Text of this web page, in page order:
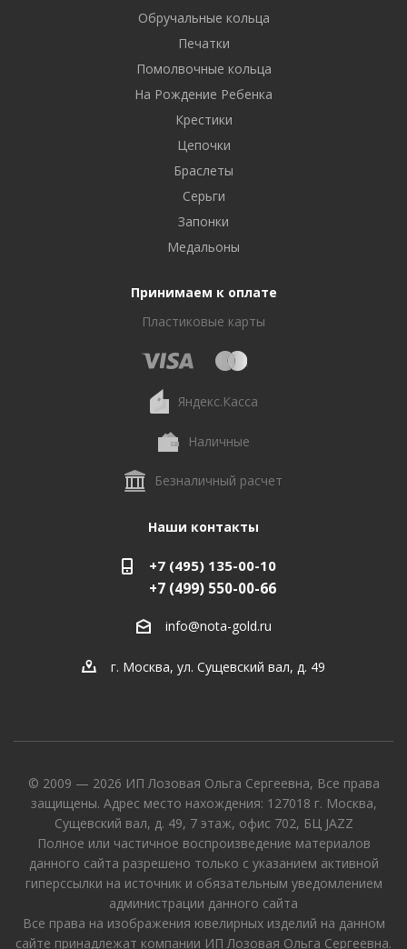
Обручальные кольца
Печатки
Помолвочные кольца
На Рождение Ребенка
Крестики
Цепочки
Браслеты
Серьги
Запонки
Медальоны
Принимаем к оплате
Пластиковые карты
Яндекс.Касса
Наличные
Безналичный расчет
Наши контакты
+7 (495) 135-00-10
+7 (499) 550-00-66
info@nota-gold.ru
г. Москва, ул. Сущевский вал, д. 49
© 2009 — 2026 ИП Лозовая Ольга Сергеевна, Все права
защищены. Адрес место нахождения: 127018 г. Москва,
Сущевский вал, д. 49, 7 этаж, офис 702, БЦ JAZZ
Полное или частичное воспроизведение материалов
данного сайта разрешено только с указанием активной
гиперссылки на источник и обязательным уведомлением
администрации данного сайта
Все права на изображения ювелирных изделий на данном
сайте принадлежат компании ИП Лозовая Ольга Сергеевна.